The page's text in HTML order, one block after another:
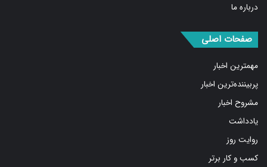
مهمترین اخبار
پربیننده‌ترین اخبار
مشروح اخبار
یادداشت
روایت روز
کسب و کار برتر
فیلم